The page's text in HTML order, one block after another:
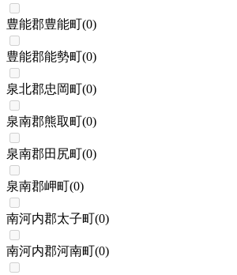
豊能郡豊能町(0)
豊能郡能勢町(0)
泉北郡忠岡町(0)
泉南郡熊取町(0)
泉南郡田尻町(0)
泉南郡岬町(0)
南河内郡太子町(0)
南河内郡河南町(0)